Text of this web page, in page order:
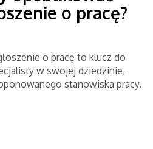
o pracę?
o pracę to klucz do
w swojej dziedzinie,
stanowiska pracy.